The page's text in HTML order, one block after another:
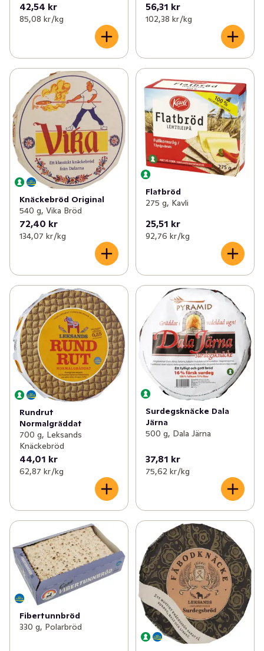
42,54 kr
85,08 kr /kg
56,31 kr
102,38 kr /kg
Knäckebröd Original
540 g, Vika Bröd
72,40 kr
134,07 kr /kg
Flatbröd
275 g, Kavli
25,51 kr
92,76 kr /kg
Rundrut
Normalgräddat
700 g, Leksands
Knäckebröd
44,01 kr
62,87 kr /kg
Surdegsknäcke Dala
Järna
500 g, Dala Järna
37,81 kr
75,62 kr /kg
Fibertunnbröd
330 g, Polarbröd